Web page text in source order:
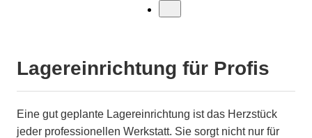
Lagereinrichtung für Profis
Eine gut geplante Lagereinrichtung ist das Herzstück
jeder professionellen Werkstatt. Sie sorgt nicht nur für